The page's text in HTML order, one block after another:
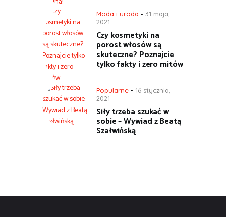
Moda i uroda
31 maja,
2021
Czy kosmetyki na
porost włosów są
skuteczne? Poznajcie
tylko fakty i zero mitów
Popularne
16 stycznia,
2021
Siły trzeba szukać w
sobie – Wywiad z Beatą
Szałwińską